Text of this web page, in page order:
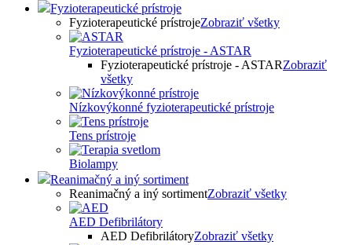
Fyzioterapeutické prístroje
Fyzioterapeutické prístrojeZobraziť všetky
Fyzioterapeutické prístroje - ASTAR
Fyzioterapeutické prístroje - ASTARZobraziť
všetky
Nízkovýkonné fyzioterapeutické prístroje
Tens prístroje
Biolampy
Reanimačný a iný sortiment
Reanimačný a iný sortimentZobraziť všetky
AED Defibrilátory
AED DefibrilátoryZobraziť všetky